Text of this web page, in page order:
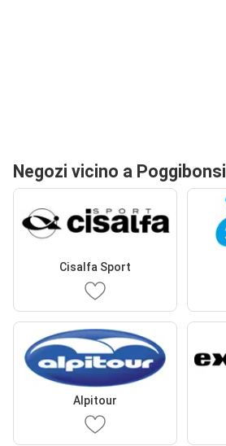
Negozi vicino a Poggibonsi
Cisalfa Sport
Alpitour